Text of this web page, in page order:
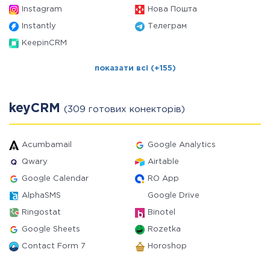
Instagram Нова Пошта
Instantly Телеграм
KeepinCRM
показати всі (+155)
keyCRM (309 готових конекторів)
Acumbamail Google Analytics
Qwary Airtable
Google Calendar RO App
AlphaSMS Google Drive
Ringostat Binotel
Google Sheets Rozetka
Contact Form 7 Horoshop